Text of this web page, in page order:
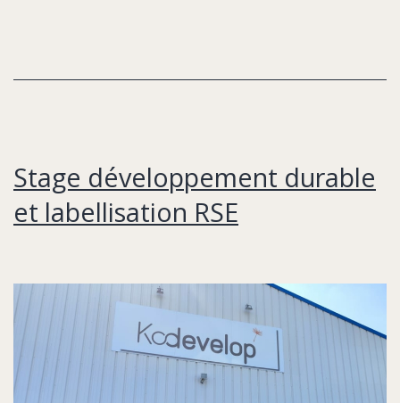
Stage développement durable
et labellisation RSE